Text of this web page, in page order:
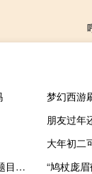
梦幻西游
朋友过年
大年初二
英语题在线翻译（英语题目在线回答）
“鸠杖庞